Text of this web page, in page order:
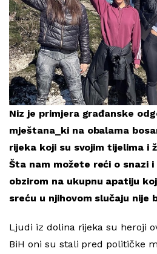
Niz je primjera građanske
mještana_ki na obalama
rijeka koji su svojim tijelima i
Šta nam možete reći o snazi
obzirom na ukupnu apatiju
sreću u njihovom slučaju nije
Ljudi iz dolina rijeka su heroji
BiH oni su stali pred političke